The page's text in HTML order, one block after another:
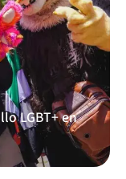
LGBT+ en